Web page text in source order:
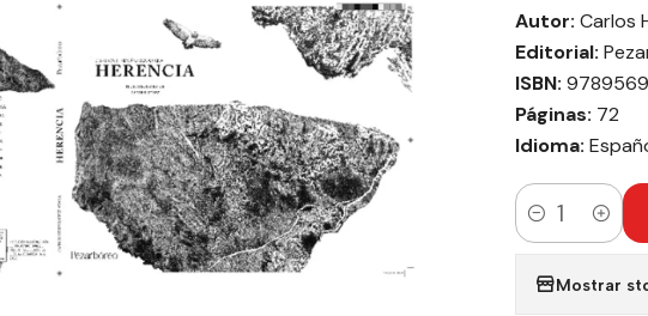
Autor: Carlos
Editorial:
ISBN:
Páginas: 72
Idioma:
Cantidad
Mostrar